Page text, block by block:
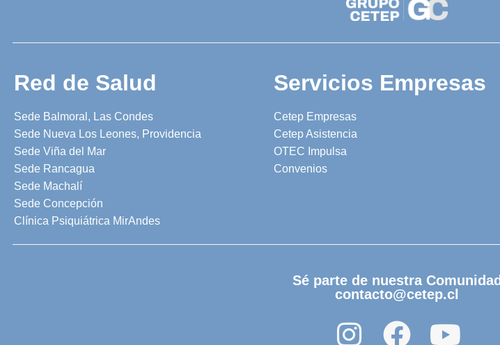
Red de Salud
Sede Balmoral, Las Condes
Sede Nueva Los Leones, Providencia
Sede Viña del Mar
Sede Rancagua
Sede Machalí
Sede Concepción
Clínica Psiquiátrica MirAndes
Servicios Empresas
Cetep Empresas
Cetep Asistencia
OTEC Impulsa
Convenios
Sé parte de nuestra Comunidad
contacto@cetep.cl